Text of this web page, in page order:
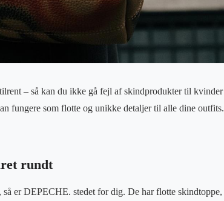
– så kan du ikke gå fejl af skindprodukter til kvinder
fungere som flotte og unikke detaljer til alle dine outfits.
rundt
så er DEPECHE. stedet for dig. De har flotte skindtoppe,